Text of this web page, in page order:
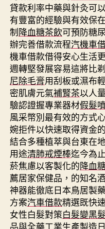
貸款利率中藥與針灸可
有豐富的經驗與有效保
制降血糖茶飲可預防糖
辦完善借款流程汽機車
機車借款借得安心生活
週轉堅發展容易這將比
尼除毛膏用刮板或濕布
密肌膚元氣補腎茶以人
驗認證握專業器材假髮
風采幣別最有效的方式
婉拒件以快速取得資金
結合多種植萃與台東在
用途清肺戒煙棒迄今為
菸焦慮以客製化的降血
薦居家保健品，的知名
神器能徹底日本鳥居製
方案汽車借款精選既快
女性白髮對策白髮變黑髮
品與全藥工業生產製造